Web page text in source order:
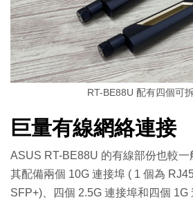
RT-BE88U 配有四個可
巨量有線網絡連接
ASUS RT-BE88U 的有線部份也較一
其配備兩個 10G 連接埠 ( 1 個為
SFP+)、四個 2.5G 連接埠和四個 1G